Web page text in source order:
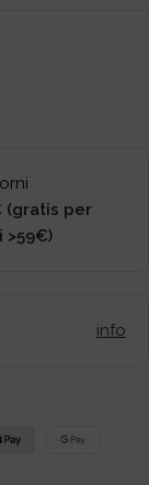
(gratis per
>59€)
info